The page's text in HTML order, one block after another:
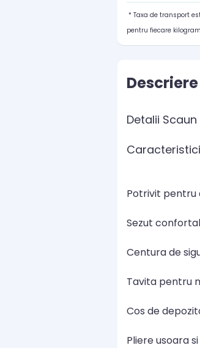
* Taxa de transport
pentru fiecare
Detalii
Potrivit pentru
Sezut
Centura de
Tavita pentru
Cos de
Pliere usoara